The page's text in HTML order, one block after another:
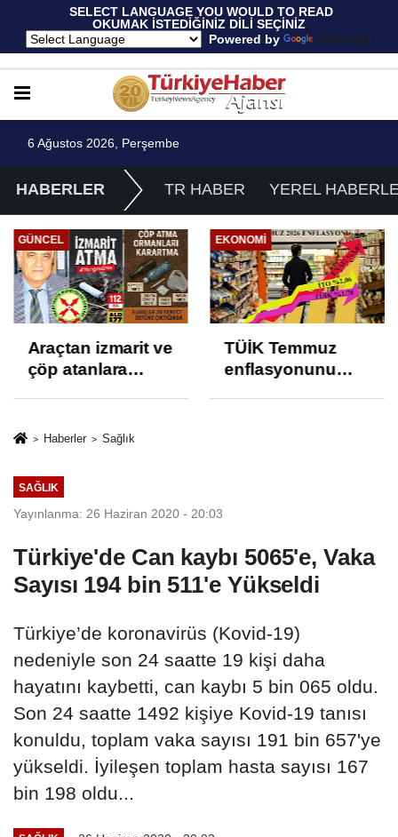
SELECT LANGUAGE YOU WOULD TO READ
OKUMAK İSTEDİĞİNİZ DİLİ SEÇİNİZ
Powered by
Translate
6 Ağustos 2026, Perşembe
HABERLER TR HABER YEREL
GÜNCEL
Araçtan izmarit ve
çöp atanlara
izmariti
EKONOMI
TÜİK Temmuz
enflasyonunu
Haberler Sağlık
SAĞLIK
Yayınlanma: 26 Haziran 2020 - 20:03
Türkiye'de Can kaybı 5065'e, Vaka
Sayısı 194 bin 511'e Yükseldi
Türkiye’de koronavirüs (Kovid-19)
nedeniyle son 24 saatte 19 kişi daha
hayatını kaybetti, can kaybı 5 bin 065 oldu.
Son 24 saatte 1492 kişiye Kovid-19 tanısı
konuldu, toplam vaka sayısı 191 bin 657'ye
yükseldi. İyileşen toplam hasta sayısı 167
bin 198 oldu...